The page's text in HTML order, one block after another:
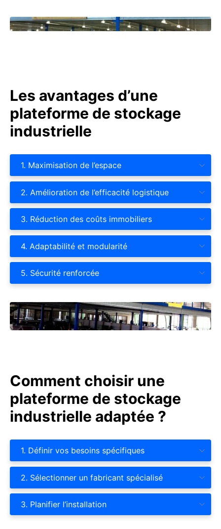
Les avantages d’une
plateforme de stockage
industrielle
1. Maximisation de l’espace
2. Amélioration de l’efficacité logistique
3. Réduction des coûts immobiliers
4. Adaptabilité et modularité
5. Sécurité renforcée
Comment choisir une
plateforme de stockage
industrielle adaptée ?
1. Définir vos besoins spécifiques
2. Sélectionner un fabricant spécialisé
3. Planifier l’installation